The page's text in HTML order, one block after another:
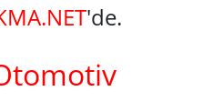
'de.